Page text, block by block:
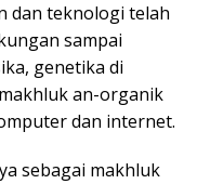
dan teknologi telah
sampai
genetika di
an-organik
dan internet.
sebagai makhluk